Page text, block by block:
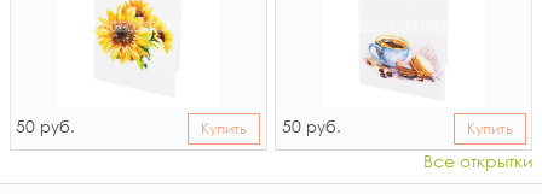
50 руб. Купить 50 руб. Купить
Все открытки